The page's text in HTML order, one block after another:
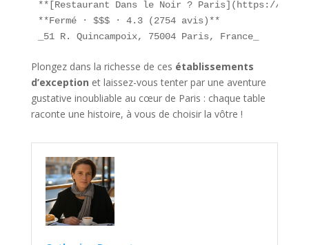
**[Restaurant Dans le Noir ? Paris](https://
**Fermé · $$$ · 4.3 (2754 avis)**
_51 R. Quincampoix, 75004 Paris, France_
Plongez dans la richesse de ces établissements
d’exception et laissez-vous tenter par une aventure
gustative inoubliable au cœur de Paris : chaque table
raconte une histoire, à vous de choisir la vôtre !